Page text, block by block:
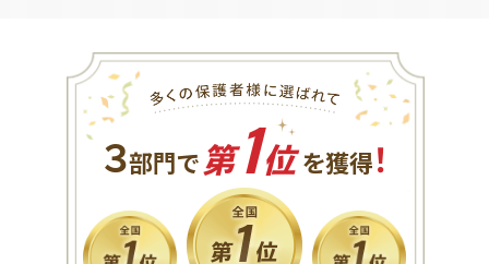
３部門で 第1位を獲得！